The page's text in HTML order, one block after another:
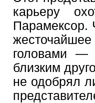
карьеру
Парамексор.
головами —
близким
не одобрял